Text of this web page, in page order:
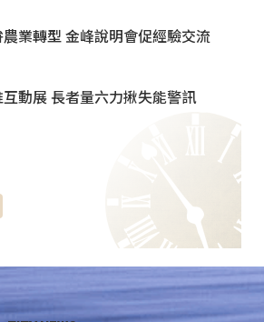
農業轉型 金峰說明會促經驗交流
互動展 長者量六力揪失能警訊